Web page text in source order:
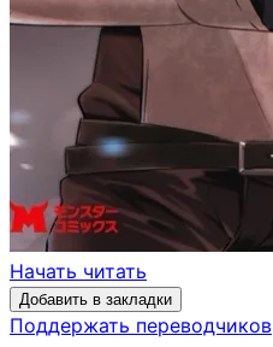
Начать читать
Добавить в закладки
Поддержать переводчиков